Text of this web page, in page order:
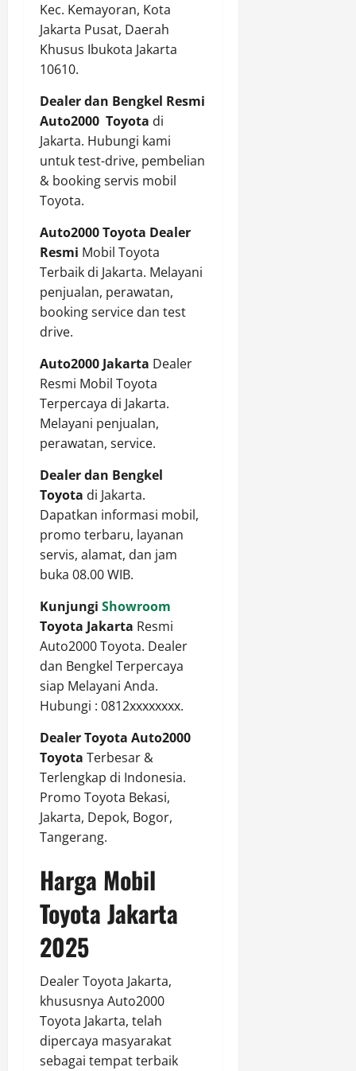
Kec. Kemayoran, Kota
Jakarta Pusat, Daerah
Khusus Ibukota Jakarta
10610.
Dealerdan Bengkel Resmi
Auto2000 Toyota di
Jakarta. Hubungi kami
untuk test-drive, pembelian
& booking servis mobil
Toyota.
Auto2000 Toyota Dealer
Resmi Mobil Toyota
Terbaik di Jakarta. Melayani
penjualan, perawatan,
booking service dan test
drive.
Auto2000 Jakarta Dealer
Resmi Mobil Toyota
Terpercaya di Jakarta.
Melayani penjualan,
perawatan, service.
Dealer dan Bengkel
Toyota di Jakarta.
Dapatkan informasi mobil,
promo terbaru, layanan
servis, alamat, dan jam
buka 08.00 WIB.
Kunjungi Showroom
Toyota Jakarta Resmi
Auto2000 Toyota. Dealer
dan Bengkel Terpercaya
siap Melayani Anda.
Hubungi : 0812xxxxxxxx.
Dealer Toyota Auto2000
Toyota Terbesar &
Terlengkap di Indonesia.
Promo Toyota Bekasi,
Jakarta, Depok, Bogor,
Tangerang.
Harga Mobil
Toyota Jakarta
2025
Dealer Toyota Jakarta,
khususnya Auto2000
Toyota Jakarta, telah
dipercaya masyarakat
sebagai tempat terbaik